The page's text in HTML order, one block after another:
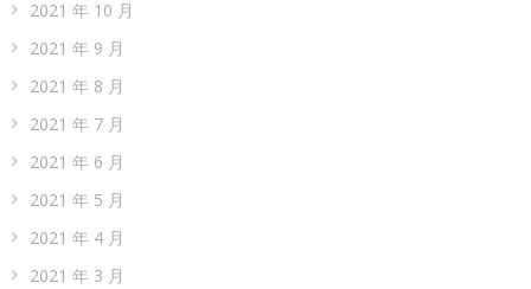
2021 年 10 月
2021 年 9 月
2021 年 8 月
2021 年 7 月
2021 年 6 月
2021 年 5 月
2021 年 4 月
2021 年 3 月